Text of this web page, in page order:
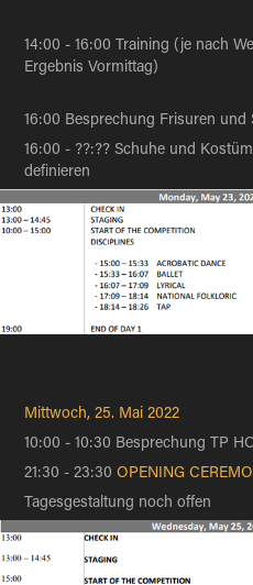
14:00 - 16:00 Training (je nach
Ergebnis Vormittag)
16:00 Besprechung Frisuren und
16:00 - ??:?? Schuhe und
definieren​​​​​​​
Mittwoch, 25. Mai 2022
10:00 - 10:30 Besprechung TP
21:30 - 23:30OPENING
Tagesgestaltung noch offen​​​​​​​